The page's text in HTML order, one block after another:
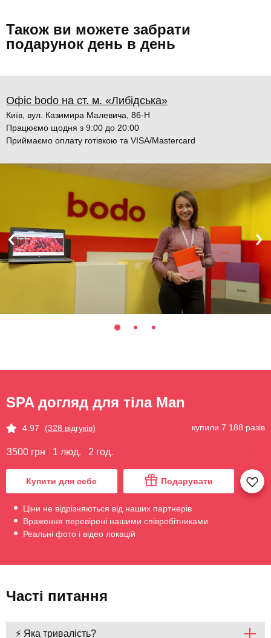
Також ви можете забрати
подарунок день в день
Офіс bodo на ст. м. «Либідська»
Київ, вул. Казимира Малевича, 86-Н
Працюємо щодня з 9:00 до 20:00
Приймаємо оплату готівкою та VISA/Mastercard
SPA догляд для тіла Man
4.97 (328 відгуків) купили 7 188 разів
3500 грн 1 люд. 2 год.
Купити для себе Подарувати
Ціни не відрізняються від наших партнерів
Враження перевірені нашими співробітниками
Реальні фото і відео локацій
Часті питання
⚡ Яка тривалість?